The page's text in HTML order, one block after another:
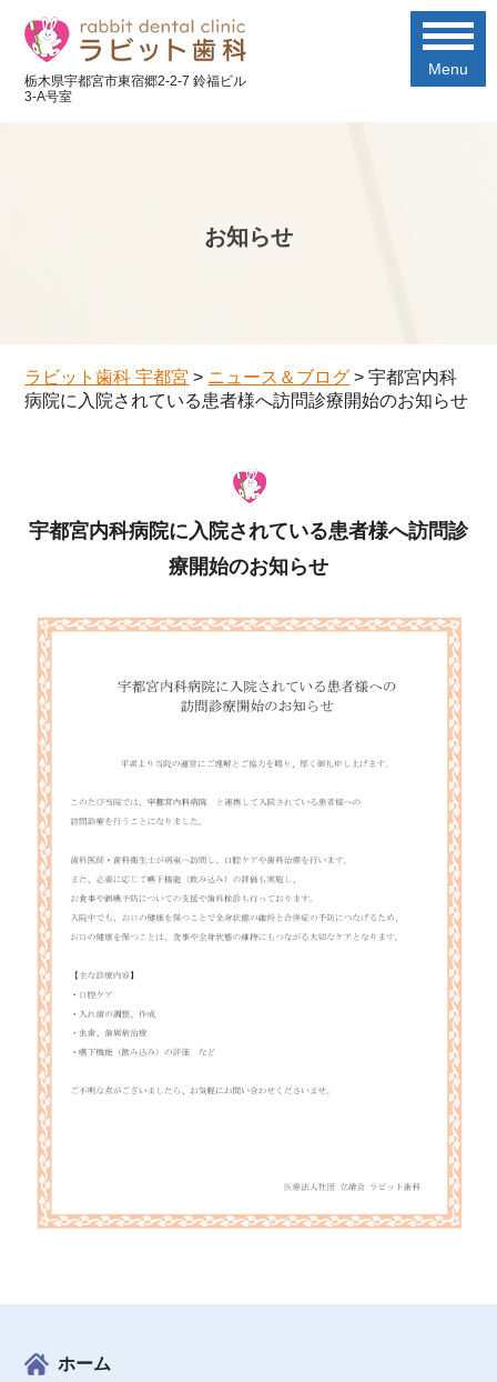
Menu
栃木県宇都宮市東宿郷2-2-7 鈴福ビル
3-A号室
お知らせ
ラビット歯科 宇都宮 > ニュース＆ブログ >宇都宮内科
病院に入院されている患者様へ訪問診療開始のお知らせ
宇都宮内科病院に入院されている患者様へ訪問診
療開始のお知らせ
ホーム